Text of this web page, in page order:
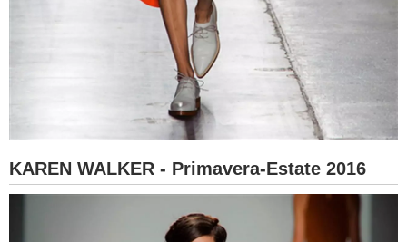
KAREN WALKER - Primavera-Estate 2016